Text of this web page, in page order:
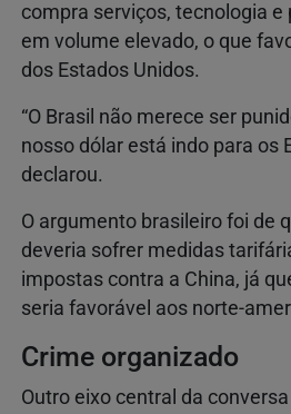
compra serviços, tecnologia
em volume elevado, o que
dos Estados Unidos.
“O Brasil não merece ser
nosso dólar está indo para os
declarou.
O argumento brasileiro foi de
deveria sofrer medidas
impostas contra a China, já
seria favorável aos norte-
Crime organizado
Outro eixo central da